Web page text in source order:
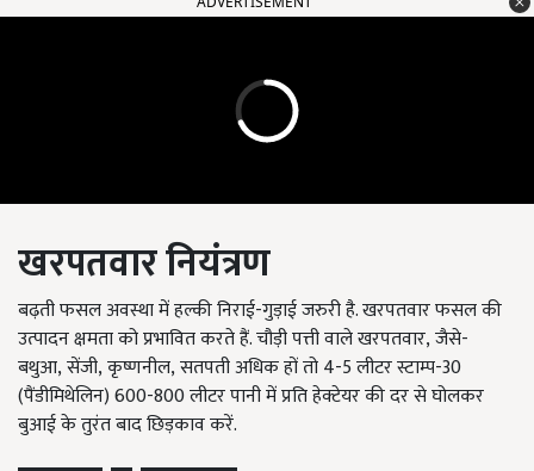
खरपतवार नियंत्रण
बढ़ती फसल अवस्था में हल्की निराई-गुड़ाई जरुरी है. खरपतवार फसल की
उत्पादन क्षमता को प्रभावित करते हैं. चौड़ी पत्ती वाले खरपतवार,जैसे-
बथुआ,सेंजी,कृष्णनील,सतपती अधिक हों तो4-5लीटर स्टाम्प-30
(पैंडीमिथेलिन)600-800लीटर पानी में प्रति हेक्टेयर की दर से घोलकर
बुआई के तुरंत बाद छिड़काव करें.